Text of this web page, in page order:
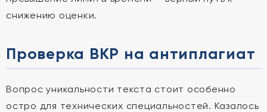
снижению оценки.
Проверка ВКР на антиплагиат
Вопрос уникальности текста стоит особенно
остро для технических специальностей. Казалось